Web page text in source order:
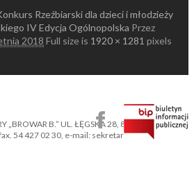
Rzeźbiarski dla dzieci i młodzieży
IV Edycja Ogólnopolska Przez
2018 Full size is 1920 × 1281 pixels
„BROWAR B.” UL. ŁĘGSKA 28, 87-800
54 427 02 30, e-mail: sekretariat@ckbb.pl